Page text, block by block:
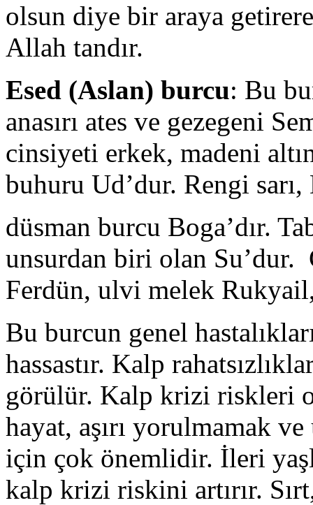
olsun diye bir araya
Allah tandır.
Esed (Aslan) burcu: Bu
anasırı ates ve gezegeni
cinsiyeti erkek, madeni
buhuru Ud’dur. Rengi
düsman burcu Boga’dır.
unsurdan biri olan Su’dur.
Ferdün, ulvi melek
Bu burcun genel
hassastır. Kalp
görülür. Kalp krizi riskleri
hayat, aşırı yorulmamak
için çok önemlidir. İleri
kalp krizi riskini artırır.